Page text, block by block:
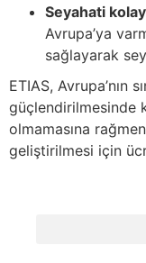
Seyahati
Avrupa’ya
sağlayarak
ETIAS, Avrupa’nın
güçlendirilmesinde
olmamasına
geliştirilmesi için